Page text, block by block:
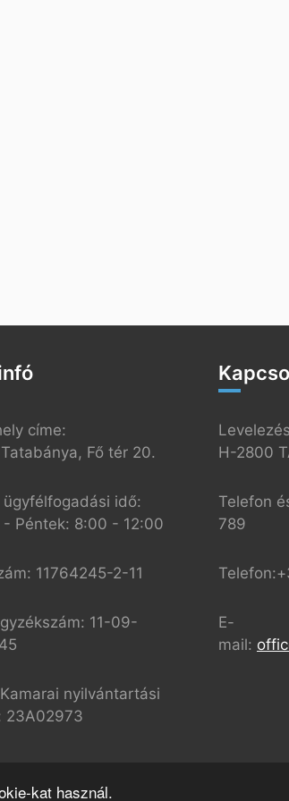
kat használ.
címe:
Fő tér 20.
ügyfélfogadási idő:
- Péntek: 8:00 - 12:00
11764245-2-11
11-09-
nyilvántartási
23A02973
H-2800
Telefon
789
E-
mail:
© 2024 REAL-WATER TEAM